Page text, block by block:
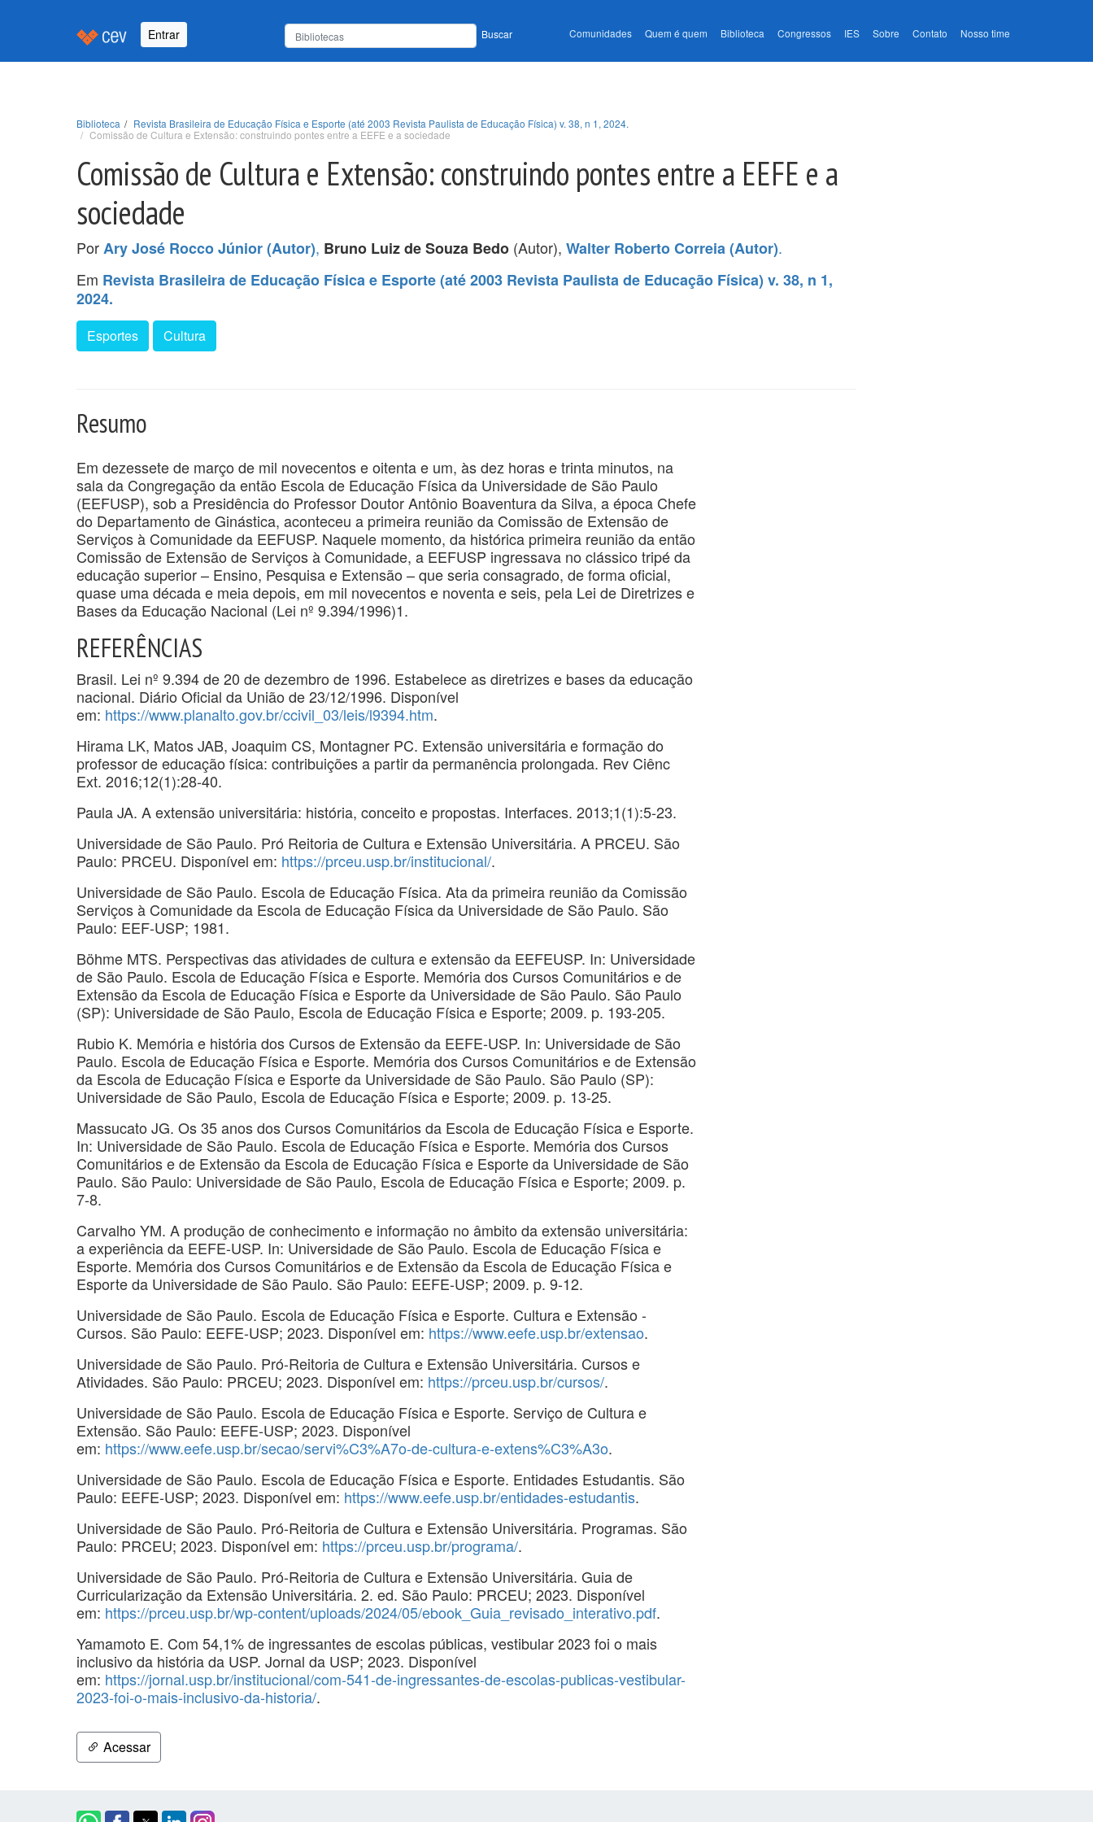
Entrar Buscar Comunidades Quem é quem Biblioteca Congressos IES Sobre Contato Nosso time
Biblioteca
Revista Brasileira de Educação Física e Esporte (até 2003 Revista Paulista de Educação Física) v. 38, n 1, 2024.
Comissão de Cultura e Extensão: construindo pontes entre a EEFE e a sociedade
Comissão de Cultura e Extensão: construindo pontes entre a EEFE e a
sociedade
PorAry José Rocco Júnior (Autor), Bruno Luiz de Souza Bedo (Autor), Walter Roberto Correia (Autor).
Em Revista Brasileira de Educação Física e Esporte (até 2003 Revista Paulista de Educação Física) v. 38, n 1,
2024.
Esportes Cultura
Resumo
Em dezessete de março de mil novecentos e oitenta e um, às dez horas e trinta minutos, na
sala da Congregação da então Escola de Educação Física da Universidade de São Paulo
(EEFUSP), sob a Presidência do Professor Doutor Antônio Boaventura da Silva, a época Chefe
do Departamento de Ginástica, aconteceu a primeira reunião da Comissão de Extensão de
Serviços à Comunidade da EEFUSP. Naquele momento, da histórica primeira reunião da então
Comissão de Extensão de Serviços à Comunidade, a EEFUSP ingressava no clássico tripé da
educação superior – Ensino, Pesquisa e Extensão – que seria consagrado, de forma oficial,
quase uma década e meia depois, em mil novecentos e noventa e seis, pela Lei de Diretrizes e
Bases da Educação Nacional (Lei nº 9.394/1996)1.
REFERÊNCIAS
Brasil. Lei nº 9.394 de 20 de dezembro de 1996. Estabelece as diretrizes e bases da educação
nacional. Diário Oficial da União de 23/12/1996. Disponível
em: https://www.planalto.gov.br/ccivil_03/leis/l9394.htm.
Hirama LK, Matos JAB, Joaquim CS, Montagner PC. Extensão universitária e formação do
professor de educação física: contribuições a partir da permanência prolongada. Rev Ciênc
Ext. 2016;12(1):28-40.
Paula JA. A extensão universitária: história, conceito e propostas. Interfaces. 2013;1(1):5-23.
Universidade de São Paulo. Pró Reitoria de Cultura e Extensão Universitária. A PRCEU. São
Paulo: PRCEU. Disponível em: https://prceu.usp.br/institucional/.
Universidade de São Paulo. Escola de Educação Física. Ata da primeira reunião da Comissão
Serviços à Comunidade da Escola de Educação Física da Universidade de São Paulo. São
Paulo: EEF-USP; 1981.
Böhme MTS. Perspectivas das atividades de cultura e extensão da EEFEUSP. In: Universidade
de São Paulo. Escola de Educação Física e Esporte. Memória dos Cursos Comunitários e de
Extensão da Escola de Educação Física e Esporte da Universidade de São Paulo. São Paulo
(SP): Universidade de São Paulo, Escola de Educação Física e Esporte; 2009. p. 193-205.
Rubio K. Memória e história dos Cursos de Extensão da EEFE-USP. In: Universidade de São
Paulo. Escola de Educação Física e Esporte. Memória dos Cursos Comunitários e de Extensão
da Escola de Educação Física e Esporte da Universidade de São Paulo. São Paulo (SP):
Universidade de São Paulo, Escola de Educação Física e Esporte; 2009. p. 13-25.
Massucato JG. Os 35 anos dos Cursos Comunitários da Escola de Educação Física e Esporte.
In: Universidade de São Paulo. Escola de Educação Física e Esporte. Memória dos Cursos
Comunitários e de Extensão da Escola de Educação Física e Esporte da Universidade de São
Paulo. São Paulo: Universidade de São Paulo, Escola de Educação Física e Esporte; 2009. p.
7-8.
Carvalho YM. A produção de conhecimento e informação no âmbito da extensão universitária:
a experiência da EEFE-USP. In: Universidade de São Paulo. Escola de Educação Física e
Esporte. Memória dos Cursos Comunitários e de Extensão da Escola de Educação Física e
Esporte da Universidade de São Paulo. São Paulo: EEFE-USP; 2009. p. 9-12.
Universidade de São Paulo. Escola de Educação Física e Esporte. Cultura e Extensão -
Cursos. São Paulo: EEFE-USP; 2023. Disponível em: https://www.eefe.usp.br/extensao.
Universidade de São Paulo. Pró-Reitoria de Cultura e Extensão Universitária. Cursos e
Atividades. São Paulo: PRCEU; 2023. Disponível em: https://prceu.usp.br/cursos/.
Universidade de São Paulo. Escola de Educação Física e Esporte. Serviço de Cultura e
Extensão. São Paulo: EEFE-USP; 2023. Disponível
em: https://www.eefe.usp.br/secao/servi%C3%A7o-de-cultura-e-extens%C3%A3o.
Universidade de São Paulo. Escola de Educação Física e Esporte. Entidades Estudantis. São
Paulo: EEFE-USP; 2023. Disponível em: https://www.eefe.usp.br/entidades-estudantis.
Universidade de São Paulo. Pró-Reitoria de Cultura e Extensão Universitária. Programas. São
Paulo: PRCEU; 2023. Disponível em: https://prceu.usp.br/programa/.
Universidade de São Paulo. Pró-Reitoria de Cultura e Extensão Universitária. Guia de
Curricularização da Extensão Universitária. 2. ed. São Paulo: PRCEU; 2023. Disponível
em: https://prceu.usp.br/wp-content/uploads/2024/05/ebook_Guia_revisado_interativo.pdf.
Yamamoto E. Com 54,1% de ingressantes de escolas públicas, vestibular 2023 foi o mais
inclusivo da história da USP. Jornal da USP; 2023. Disponível
em: https://jornal.usp.br/institucional/com-541-de-ingressantes-de-escolas-publicas-vestibular-
2023-foi-o-mais-inclusivo-da-historia/.
Acessar